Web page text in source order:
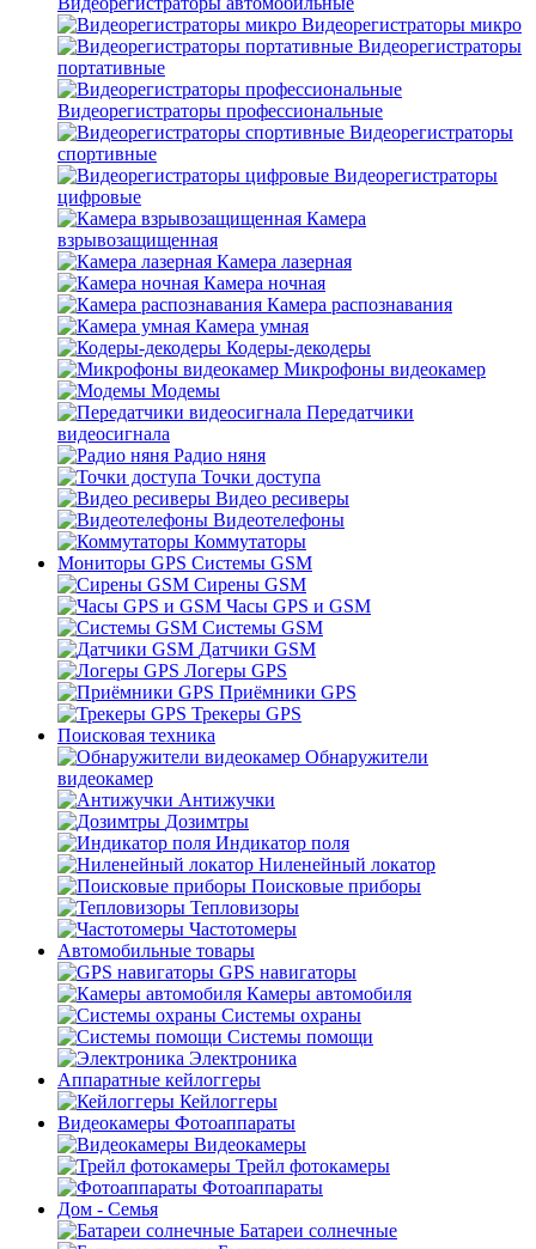
Видеорегистраторы микро
Видеорегистраторы
портативные
Видеорегистраторы профессиональные
Видеорегистраторы
спортивные
Видеорегистраторы
цифровые
Камера
взрывозащищенная
Камера лазерная
Камера ночная
Камера распознавания
Камера умная
Кодеры-декодеры
Микрофоны видеокамер
Модемы
Передатчики
видеосигнала
Радио няня
Точки доступа
Видео ресиверы
Видеотелефоны
Коммутаторы
Мониторы GPS Системы GSM
Сирены GSM
Часы GPS и GSM
Системы GSM
Датчики GSM
Логеры GPS
Приёмники GPS
Трекеры GPS
Поисковая техника
Обнаружители
видеокамер
Антижучки
Дозимтры
Индикатор поля
Ниленейный локатор
Поисковые приборы
Тепловизоры
Частотомеры
Автомобильные товары
GPS навигаторы
Камеры автомобиля
Системы охраны
Системы помощи
Электроника
Аппаратные кейлоггеры
Кейлоггеры
Видеокамеры Фотоаппараты
Видеокамеры
Трейл фотокамеры
Фотоаппараты
Дом - Семья
Батареи солнечные